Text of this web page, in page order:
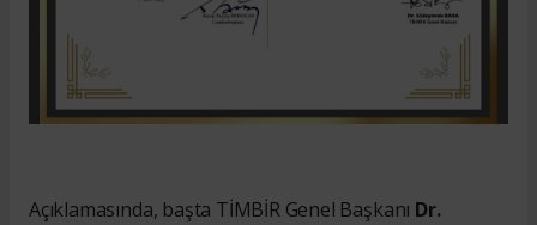
Açıklamasında, başta TİMBİR Genel Başkanı Dr.